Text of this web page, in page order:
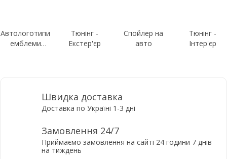
Автологотипи
емблеми
Тюнінг -
Екстер'єр
Спойлер на
авто
Тюнінг -
Інтер'єр
Швидка доставка
Доставка по Україні 1-3 дні
Замовлення 24/7
Приймаємо замовлення на сайті 24 години 7 днів
на тиждень